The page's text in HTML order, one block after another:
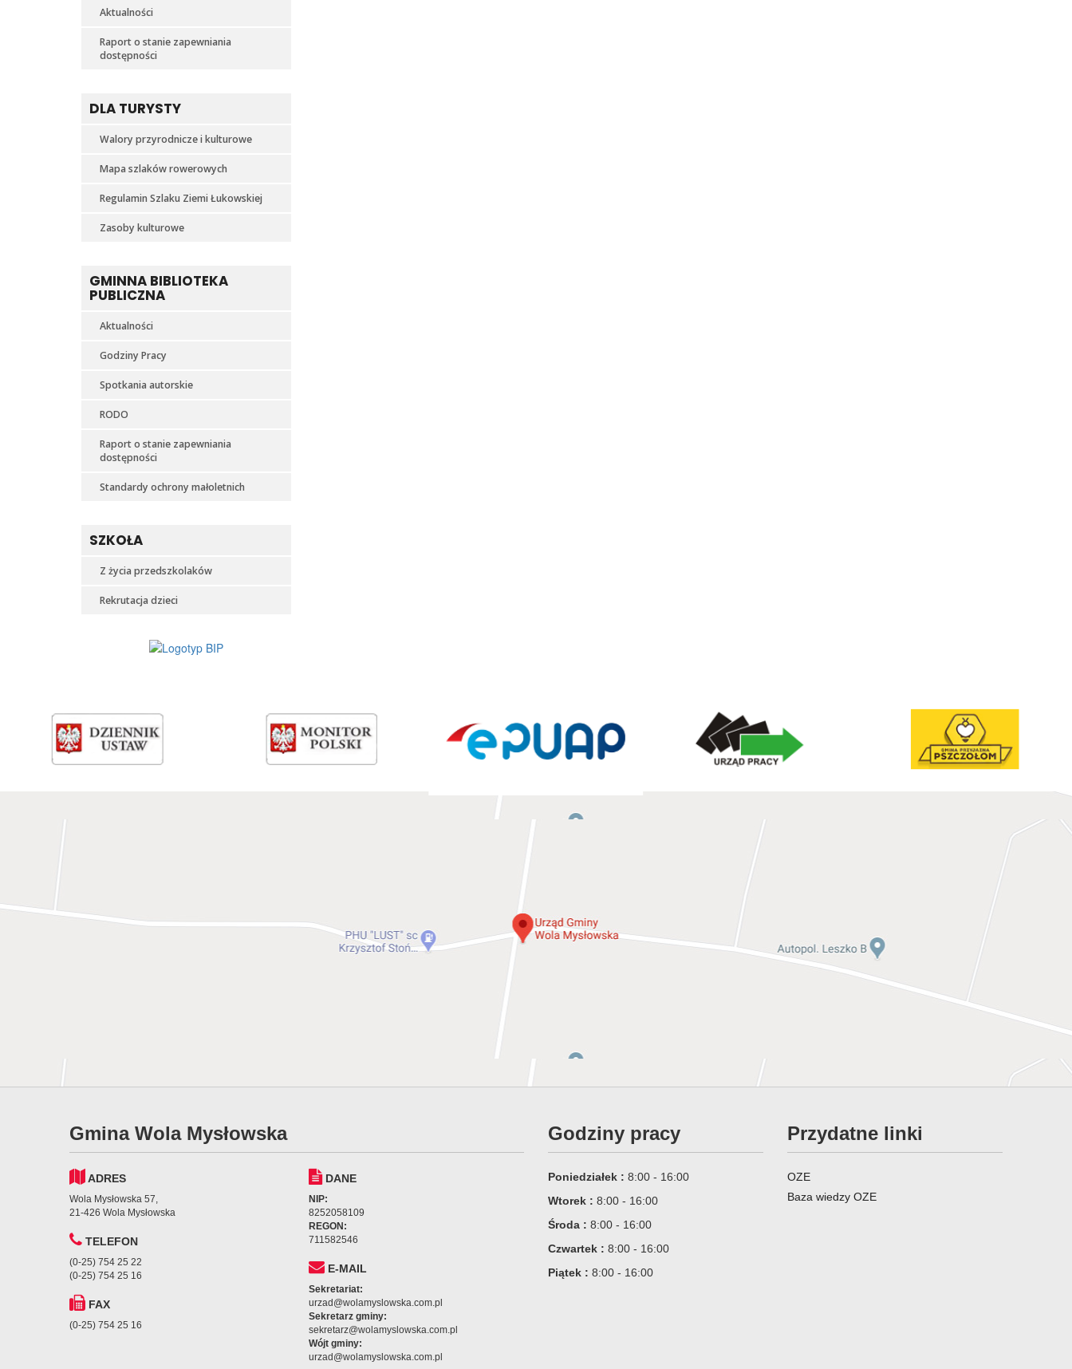
Aktualności
Raport o stanie zapewniania
dostępności
DLA TURYSTY
Walory przyrodnicze i kulturowe
Mapa szlaków rowerowych
Regulamin Szlaku Ziemi Łukowskiej
Zasoby kulturowe
GMINNA BIBLIOTEKA
PUBLICZNA
Aktualności
Godziny Pracy
Spotkania autorskie
RODO
Raport o stanie zapewniania
dostępności
Standardy ochrony małoletnich
SZKOŁA
Z życia przedszkolaków
Rekrutacja dzieci
Gmina Wola Mysłowska
ADRES
Wola Mysłowska 57,
21-426 Wola Mysłowska
TELEFON
(0-25) 754 25 22
(0-25) 754 25 16
FAX
(0-25) 754 25 16
DANE
NIP:
8252058109
REGON:
711582546
E-MAIL
Sekretariat:
urzad@wolamyslowska.com.pl
Sekretarz gminy:
sekretarz@wolamyslowska.com.pl
Wójt gminy:
urzad@wolamyslowska.com.pl
Godziny pracy
Poniedziałek : 8:00 - 16:00
Wtorek : 8:00 - 16:00
Środa : 8:00 - 16:00
Czwartek : 8:00 - 16:00
Piątek : 8:00 - 16:00
Przydatne linki
OZE
Baza wiedzy OZE